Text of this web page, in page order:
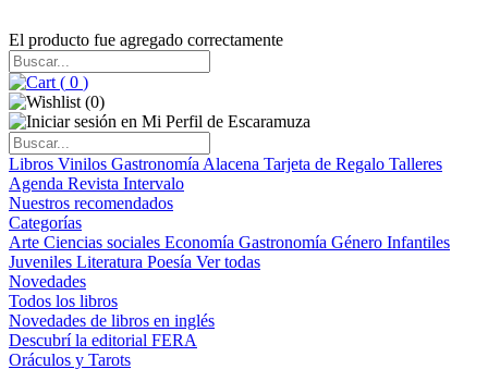
El producto fue agregado correctamente
( 0 )
(0)
Libros Vinilos Gastronomía Alacena Tarjeta de Regalo Talleres
Agenda Revista Intervalo
Nuestros recomendados
Categorías
Arte Ciencias sociales Economía Gastronomía Género Infantiles
Juveniles Literatura Poesía Ver todas
Novedades
Todos los libros
Novedades de libros en inglés
Descubrí la editorial FERA
Oráculos y Tarots